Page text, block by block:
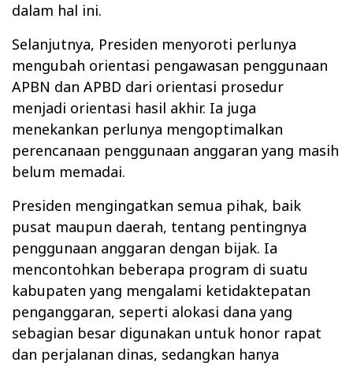
dalam hal ini.
Selanjutnya, Presiden menyoroti perlunya
mengubah orientasi pengawasan penggunaan
APBN dan APBD dari orientasi prosedur
menjadi orientasi hasil akhir. Ia juga
menekankan perlunya mengoptimalkan
perencanaan penggunaan anggaran yang masih
belum memadai.
Presiden mengingatkan semua pihak, baik
pusat maupun daerah, tentang pentingnya
penggunaan anggaran dengan bijak. Ia
mencontohkan beberapa program di suatu
kabupaten yang mengalami ketidaktepatan
penganggaran, seperti alokasi dana yang
sebagian besar digunakan untuk honor rapat
dan perjalanan dinas, sedangkan hanya